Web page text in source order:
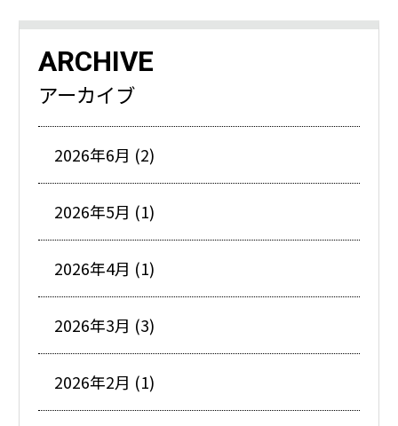
ARCHIVE
アーカイブ
2026年6月 (2)
2026年5月 (1)
2026年4月 (1)
2026年3月 (3)
2026年2月 (1)